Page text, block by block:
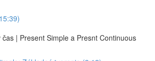
| Present Simple a Presnt Continuous